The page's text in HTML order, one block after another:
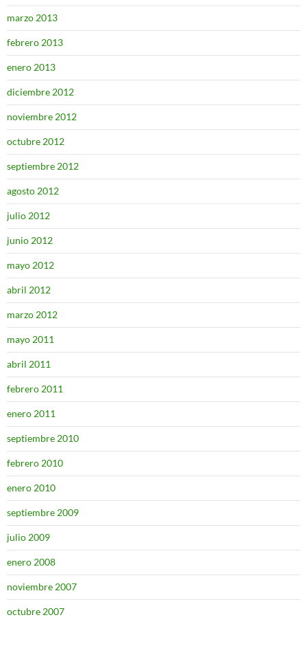
marzo 2013
febrero 2013
enero 2013
diciembre 2012
noviembre 2012
octubre 2012
septiembre 2012
agosto 2012
julio 2012
junio 2012
mayo 2012
abril 2012
marzo 2012
mayo 2011
abril 2011
febrero 2011
enero 2011
septiembre 2010
febrero 2010
enero 2010
septiembre 2009
julio 2009
enero 2008
noviembre 2007
octubre 2007